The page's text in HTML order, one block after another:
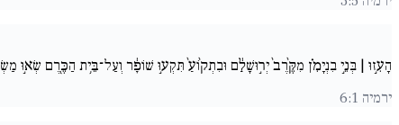
הָעִ֣זוּ | בְּנֵ֣י בִנְיָמִ֗ן מִקֶּ֙רֶב֙ יְר֣וּשָׁלִַ֔ם וּבִתְק֙וֹעַ֙ תִּקְע֣וּ שׁוֹפָ֔ר וְעַל־בֵּ֥ית הַכֶּ֖רֶם שְׂא֣וּ
ירמיה 6:1